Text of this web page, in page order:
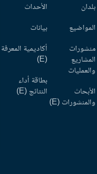
بلدان
المواضيع
منشورات
المشاريع
والعمليات
الأبحاث
والمنشورات (E)
الأحداث
بيانات
أكاديمية المعرفة
بطاقة أداء
النتائج (E)